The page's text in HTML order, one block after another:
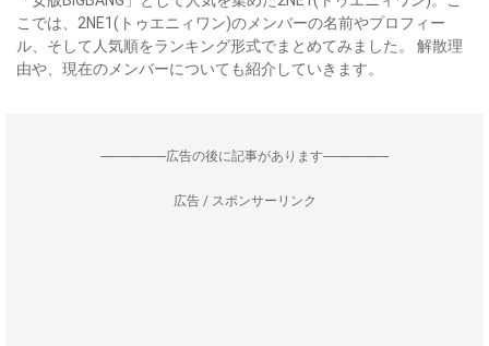
こでは、2NE1(トゥエニィワン)のメンバーの名前やプロフィー
ル、そして人気順をランキング形式でまとめてみました。 解散理
由や、現在のメンバーについても紹介していきます。
--------------------広告の後に記事があります--------------------
広告 / スポンサーリンク